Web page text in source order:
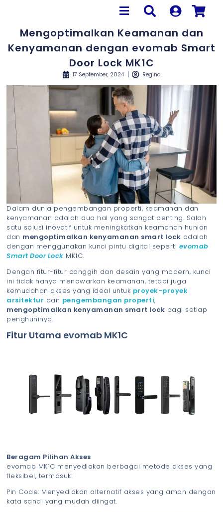
Mengoptimalkan Keamanan dan
Kenyamanan dengan evomab Smart
Door Lock MK1C
17 September, 2024 Regina
Dalam dunia pengembangan properti, keamanan dan
kenyamanan adalah dua hal yang sangat penting. Salah
satu solusi inovatif untuk meningkatkan keamanan hunian
dan mengoptimalkan kenyamanan smart lock adalah
dengan menggunakan kunci pintu digital seperti evomab
Smart Door Lock MK1C.
Dengan fitur-fitur canggih dan desain yang modern, kunci
ini tidak hanya menawarkan keamanan, tetapi juga
kemudahan akses yang ideal untuk proyek-proyek
arsitektur dan pengembangan properti,
mengoptimalkan kenyamanan smart lock bagi setiap
penghuninya.
Fitur Utama evomab MK1C
Beragam Pilihan Akses
evomab MK1C menyediakan berbagai metode akses yang
fleksibel, termasuk:
Pin Code: Menyediakan alternatif akses yang aman dengan
kata sandi yang mudah diingat.